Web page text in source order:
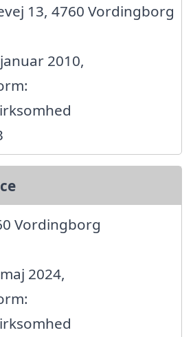
13, 4760 Vordingborg
2010,
Vordingborg
2024,